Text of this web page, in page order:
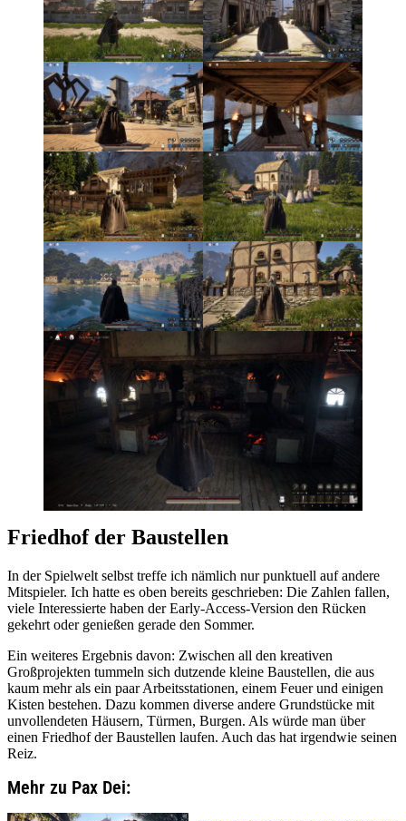
Friedhof der Baustellen
In der Spielwelt selbst treffe ich nämlich nur punktuell auf andere
Mitspieler. Ich hatte es oben bereits geschrieben: Die Zahlen fallen,
viele Interessierte haben der Early-Access-Version den Rücken
gekehrt oder genießen gerade den Sommer.
Ein weiteres Ergebnis davon: Zwischen all den kreativen
Großprojekten tummeln sich dutzende kleine Baustellen, die aus
kaum mehr als ein paar Arbeitsstationen, einem Feuer und einigen
Kisten bestehen. Dazu kommen diverse andere Grundstücke mit
unvollendeten Häusern, Türmen, Burgen. Als würde man über
einen Friedhof der Baustellen laufen. Auch das hat irgendwie seinen
Reiz.
Mehr zu Pax Dei: